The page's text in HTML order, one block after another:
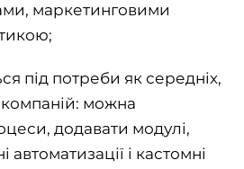
маркетинговими
під потреби як середніх,
компаній: можна
додавати модулі,
і кастомні